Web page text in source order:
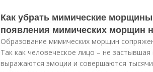
Как убрать мимические
появления мимических морщин
Образование мимических морщин
Так как человеческое лицо – не
выражаются эмоции и совершаются